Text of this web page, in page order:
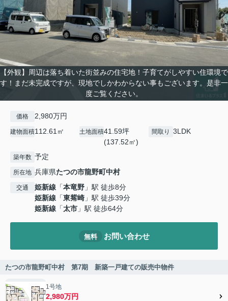
【外観】周辺は落ち着いた街並みの住宅地！子育てがしやすい住環境で
す！まだ未完成ですが、現地でしかわからない事もございます。是非一
度ご覧ください。
価格 2,980万円
建物面積112.61㎡ 土地面積41.59坪
(137.52㎡)
間取り 3LDK
築年数 予定
所在地 兵庫県たつの市龍野町中村
交通 姫新線 「本竜野 」駅 徒歩8分
姫新線 「東觜崎 」駅 徒歩39分
姫新線 「太市 」駅 徒歩64分
無料 お問い合わせ
たつの市龍野町中村 第7期 新築一戸建ての販売中物件
1号地
2,980万円